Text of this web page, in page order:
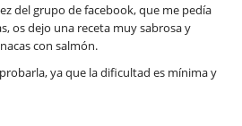
del grupo de facebook, que me pedía
os dejo una receta muy sabrosa y
con salmón.
ya que la dificultad es mínima y